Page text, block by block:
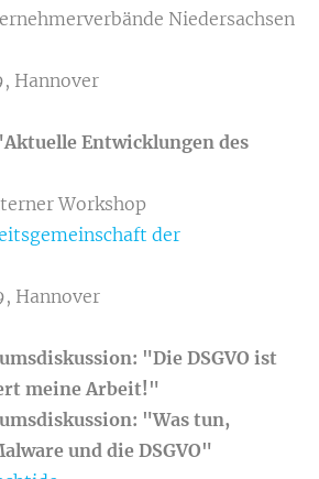
Niedersachsen
Hannover
Entwicklungen des
Workshop
der
Hannover
"Die DSGVO ist
meine Arbeit!"
"Was tun,
und die DSGVO"